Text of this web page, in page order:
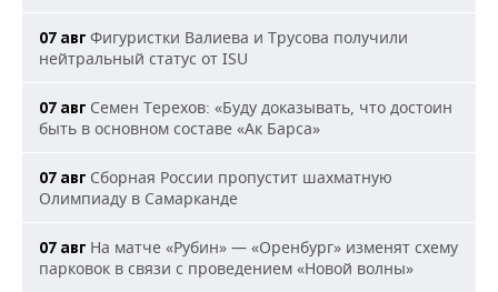
07 авг Фигуристки Валиева и Трусова получили
нейтральный статус от ISU
07 авг Семен Терехов: «Буду доказывать, что достоин
быть в основном составе «Ак Барса»
07 авг Сборная России пропустит шахматную
Олимпиаду в Самарканде
07 авг На матче «Рубин» — «Оренбург» изменят схему
парковок в связи с проведением «Новой волны»